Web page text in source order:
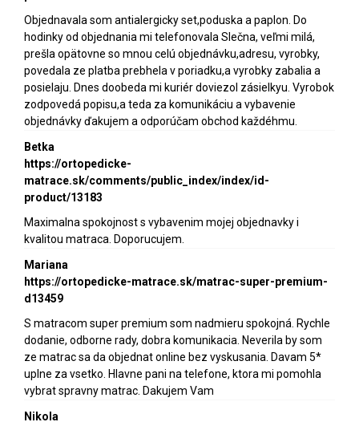
Objednavala som antialergicky set,poduska a paplon. Do
hodinky od objednania mi telefonovala Slečna, veľmi milá,
prešla opätovne so mnou celú objednávku,adresu, vyrobky,
povedala ze platba prebhela v poriadku,a vyrobky zabalia a
posielaju. Dnes doobeda mi kuriér doviezol zásielkyu. Vyrobok
zodpovedá popisu,a teda za komunikáciu a vybavenie
objednávky ďakujem a odporúčam obchod každéhmu.
Betka
https://ortopedicke-
matrace.sk/comments/public_index/index/id-
product/13183
Maximalna spokojnost s vybavenim mojej objednavky i
kvalitou matraca. Doporucujem.
Mariana
https://ortopedicke-matrace.sk/matrac-super-premium-
d13459
S matracom super premium som nadmieru spokojná. Rychle
dodanie, odborne rady, dobra komunikacia. Neverila by som
ze matrac sa da objednat online bez vyskusania. Davam 5*
uplne za vsetko. Hlavne pani na telefone, ktora mi pomohla
vybrat spravny matrac. Dakujem Vam
Nikola